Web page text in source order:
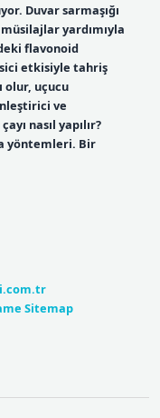
Duvar sarmaşığı
yardımıyla
flavonoid
etkisiyle tahriş
olur, uçucu
ve
nasıl yapılır?
yöntemleri. Bir
Sitemap